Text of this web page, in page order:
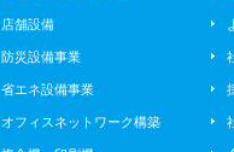
店舗設備
防災設備事業
省エネ設備事業
オフィスネットワーク構築